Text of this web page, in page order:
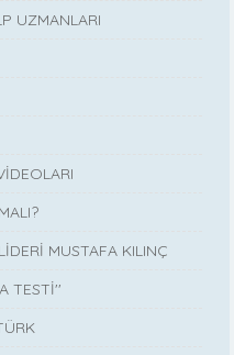
UZMANLARI
MUSTAFA KILINÇ
TESTİ''